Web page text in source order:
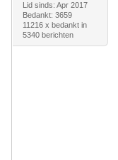
Lid sinds: Apr 2017
Bedankt: 3659
11216 x bedankt in
5340 berichten